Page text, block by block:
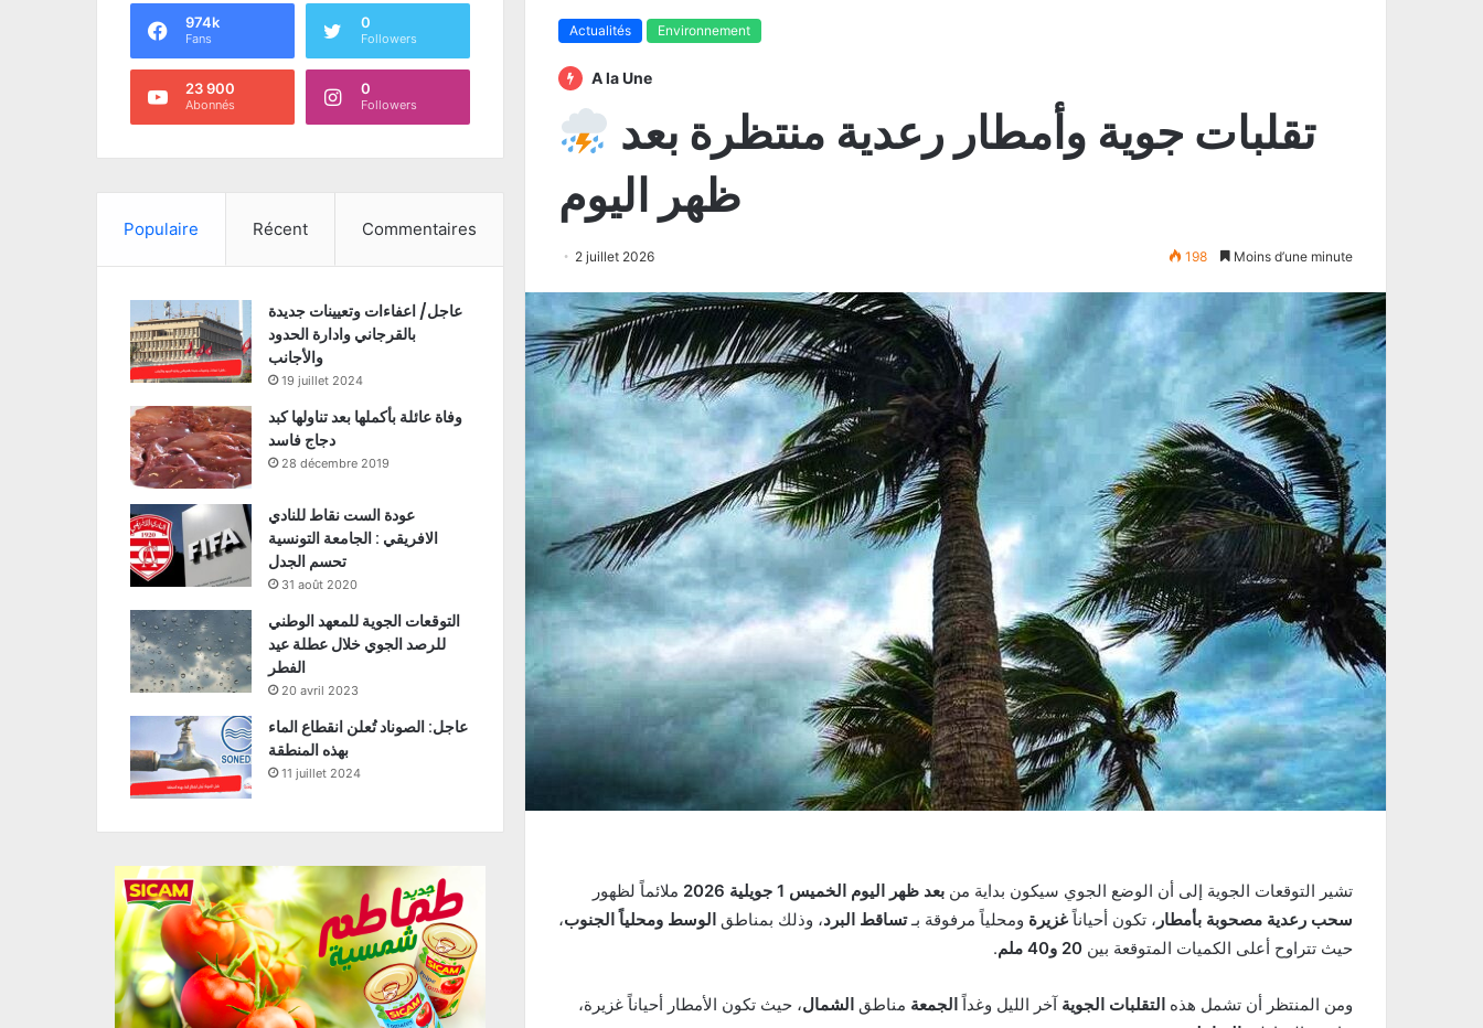
Actualités Environnement
A la Une
ظهر اليوم
2 juillet 2026 198 Moins d’une minute
تشير التوقعات الجوية إلى أن الوضع الجوي سيكون بداية من بعد ظهر اليوم الخميس 1 جويلية 2026
ملائماً لظهور
سحب رعدية مصحوبة بأمطار ، تكون أحياناًغزيرة ومحلياً مرفوقة بـتساقط البرد، وذلك بمناطق الوسط ومحلياً الجنوب،
حيث تتراوح أعلى الكميات المتوقعة بين 20 و40 ملم .
ومن المنتظر أن تشمل هذه التقلبات الجوية آخر الليل وغداًالجمعة مناطق الشمال، حيث تكون الأمطار أحياناً غزيرة،
974k
Fans
0
Followers
23 900
Abonnés
0
Followers
Populaire Récent Commentaires
عاجل/ اعفاءات وتعيينات جديدة
بالقرجاني وادارة الحدود
والأجانب
19 juillet 2024
وفاة عائلة بأكملها بعد تناولها كبد
دجاج فاسد
28 décembre 2019
عودة الست نقاط للنادي
الافريقي : الجامعة التونسية
تحسم الجدل
31 août 2020
التوقعات الجوية للمعهد الوطني
للرصد الجوي خلال عطلة عيد
الفطر
20 avril 2023
عاجل: الصوناد تُعلن انقطاع الماء
بهذه المنطقة
11 juillet 2024